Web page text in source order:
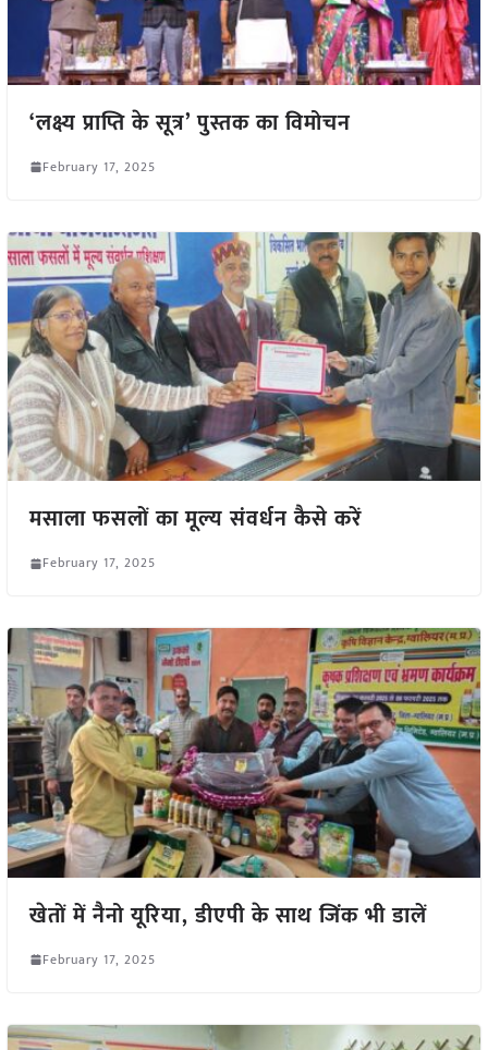
‘लक्ष्य प्राप्ति के सूत्र’ पुस्तक का विमोचन
February 17, 2025
मसाला फसलों का मूल्य संवर्धन कैसे करें
February 17, 2025
खेतों में नैनो यूरिया, डीएपी के साथ जिंक भी डालें
February 17, 2025